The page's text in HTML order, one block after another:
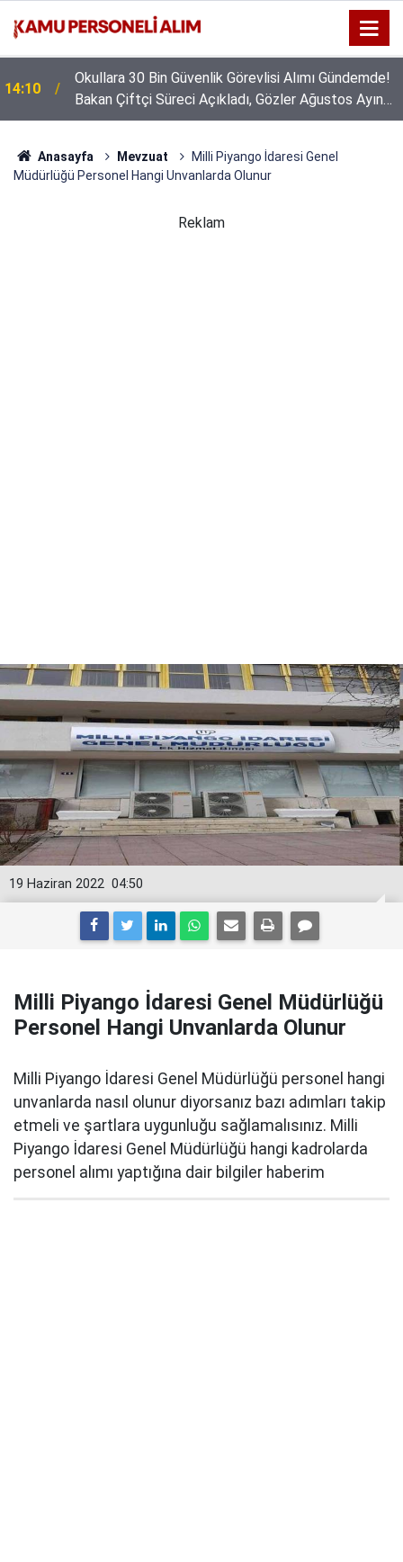
14:10
Okullara 30 Bin Güvenlik Görevlisi Alımı Gündemde!
Bakan Çiftçi Süreci Açıkladı, Gözler Ağustos Ayına
Çevrildi
Anasayfa Mevzuat
Milli Piyango İdaresi Genel
Müdürlüğü Personel Hangi Unvanlarda Olunur
Reklam
04:50
19 Haziran 2022
Milli Piyango İdaresi Genel Müdürlüğü
Personel Hangi Unvanlarda Olunur
Milli Piyango İdaresi Genel Müdürlüğü personel hangi
unvanlarda nasıl olunur diyorsanız bazı adımları takip
etmeli ve şartlara uygunluğu sağlamalısınız. Milli
Piyango İdaresi Genel Müdürlüğü hangi kadrolarda
personel alımı yaptığına dair bilgiler haberim